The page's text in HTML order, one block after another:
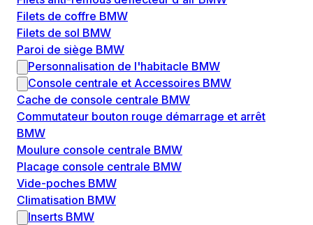
Filets de coffre BMW
Filets de sol BMW
Paroi de siège BMW
Personnalisation de l'habitacle BMW
Console centrale et Accessoires BMW
Cache de console centrale BMW
Commutateur bouton rouge démarrage et arrêt
BMW
Moulure console centrale BMW
Placage console centrale BMW
Vide-poches BMW
Climatisation BMW
Inserts BMW